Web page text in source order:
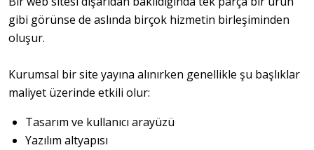
gibi görünse de aslında birçok hizmetin birleşiminden
oluşur.
Kurumsal bir site yayına alınırken genellikle şu başlıklar
maliyet üzerinde etkili olur:
Tasarım ve kullanıcı arayüzü
Yazılım altyapısı